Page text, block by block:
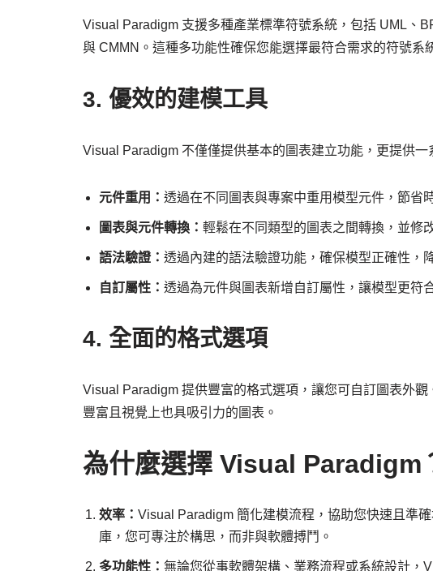
Visual Paradigm 支援多種產業標準符號系統，包括 UML、
與 CMMN。這種多功能性確保您能選擇最符合需求的符號系
3. 優效的建模工具
Visual Paradigm 不僅僅提供基本的圖表建立功能，更提供一
元件重用： 透過在不同圖表與專案中重用模型元件，節省
圖表與元件轉換： 輕鬆在不同類型的圖表之間轉換，並修
語法驗證： 透過內建的語法驗證功能，確保模型正確性，
自訂屬性： 透過為元件與圖表新增自訂屬性，讓模型更符
4. 全面的格式選項
Visual Paradigm 提供豐富的格式選項，讓您可自訂圖表外
豐富且視覺上也具吸引力的圖表。
為什麼選擇 Visual Paradigm
效率： Visual Paradigm 簡化建模流程，協助您快速且準
庫，您可專注於構思，而非與軟體搏鬥。
多功能性： 無論您從事軟體架構、業務流程或系統設計，